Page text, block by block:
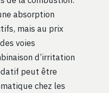
absorption
mais au prix
voies
d’irritation
peut être
chez les